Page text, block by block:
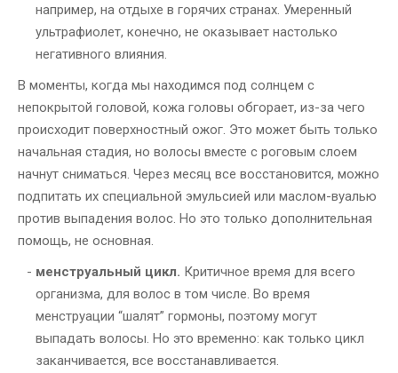
например, на отдыхе в горячих странах. Умеренный
ультрафиолет, конечно, не оказывает настолько
негативного влияния.
В моменты, когда мы находимся под солнцем с
непокрытой головой, кожа головы обгорает, из-за чего
происходит поверхностный ожог. Это может быть только
начальная стадия, но волосы вместе с роговым слоем
начнут сниматься. Через месяц все восстановится, можно
подпитать их специальной эмульсией или маслом-вуалью
против выпадения волос. Но это только дополнительная
помощь, не основная.
менструальный цикл. Критичное время для всего
организма, для волос в том числе. Во время
менструации “шалят” гормоны, поэтому могут
выпадать волосы. Но это временно: как только цикл
заканчивается, все восстанавливается.